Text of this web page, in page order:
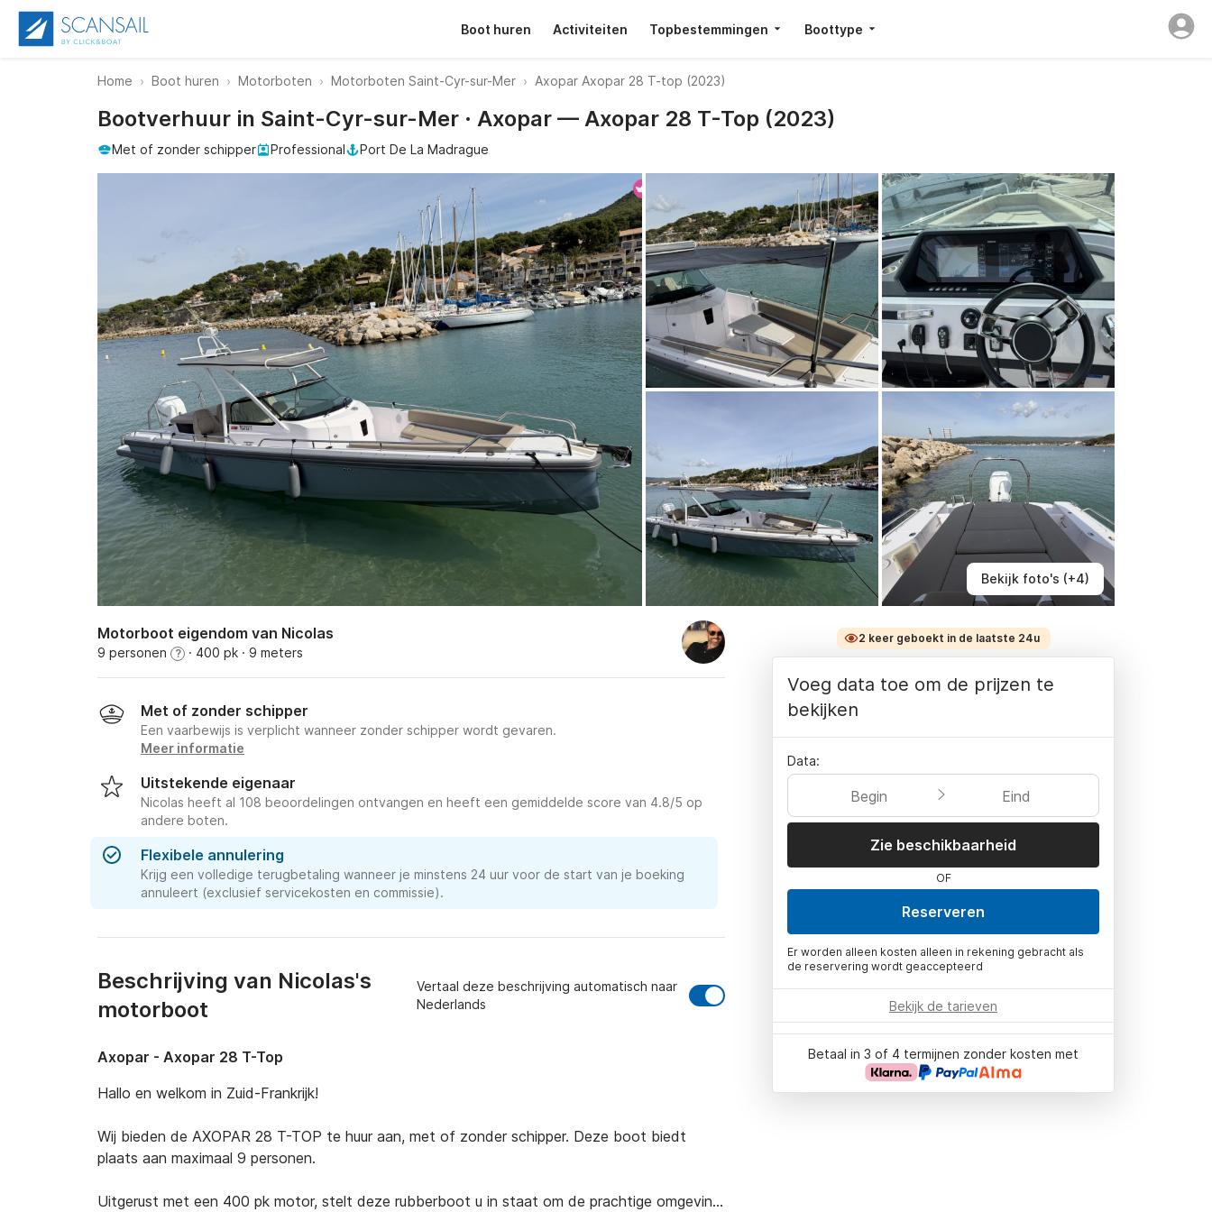
Boot huren Activiteiten Topbestemmingen Boottype
Home Boot huren Motorboten Motorboten Saint-Cyr-sur-Mer Axopar Axopar 28 T-top (2023)
Bekijk foto's (+4)
Bootverhuur in Saint-Cyr-sur-Mer · Axopar — Axopar 28 T-Top (2023)
Met of zonder schipper Professional Port De La Madrague
Motorboot eigendom van Nicolas
9 personen ? · 400 pk · 9 meters
Met of zonder schipper
Een vaarbewijs is verplicht wanneer zonder schipper wordt gevaren.
Meer informatie
Uitstekende eigenaar
Nicolas heeft al 108 beoordelingen ontvangen en heeft een gemiddelde score van 4.8/5 op
andere boten.
Flexibele annulering
Krijg een volledige terugbetaling wanneer je minstens 24 uur voor de start van je boeking
annuleert (exclusief servicekosten en commissie).
Beschrijving van Nicolas's
motorboot
Vertaal deze beschrijving automatisch naar
Nederlands
Axopar - Axopar 28 T-Top
Hallo en welkom in Zuid-Frankrijk!
Wij bieden de AXOPAR 28 T-TOP te huur aan, met of zonder schipper. Deze boot biedt
plaats aan maximaal 9 personen.
Uitgerust met een 400 pk motor, stelt deze rubberboot u in staat om de prachtige omgeving
2 keer geboekt in de laatste 24u
Voeg data toe om de prijzen te
bekijken
Data:
Begin Eind
Zie beschikbaarheid
OF
Reserveren
Er worden alleen kosten alleen in rekening gebracht als
de reservering wordt geaccepteerd
Bekijk de tarieven
Betaal in 3 of 4 termijnen zonder kosten met